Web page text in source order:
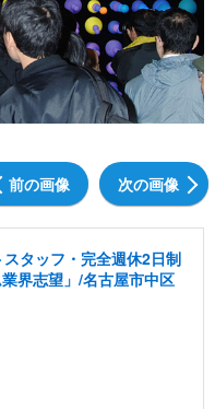
前の画像 次の画像
スタッフ・完全週休2日制
界志望」/名古屋市中区